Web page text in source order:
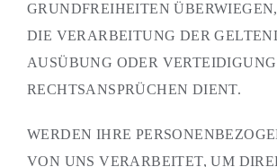
GRUNDFREIHEITEN
DIE VERARBEITUNG DER
AUSÜBUNG ODER
RECHTSANSPRÜCHEN DIENT.
WERDEN IHRE
VON UNS VERARBEITET, UM